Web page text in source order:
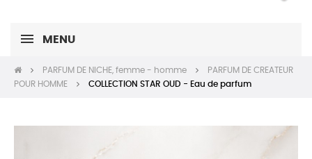
MENU
PARFUM DE NICHE, femme - homme
PARFUM DE CREATEUR
POUR HOMME
COLLECTION STAR OUD - Eau de parfum